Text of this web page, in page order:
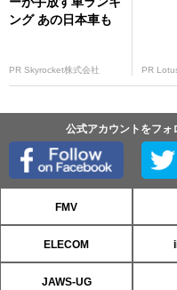
ング あの日本車も
PR Skyrocket株式会社 PR
公式アカウントをフォ
FMV
ELECOM
JAWS-UG